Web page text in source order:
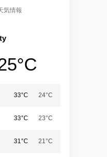
気情報
33°C 24°C
33°C 23°C
31°C 21°C